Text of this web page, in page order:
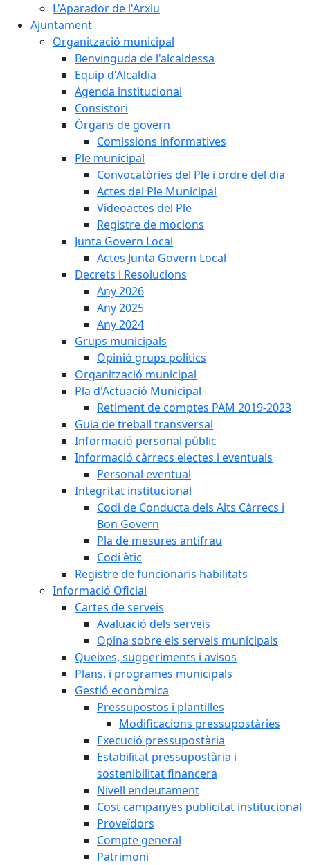
L'Aparador de l'Arxiu
Ajuntament
Organització municipal
Benvinguda de l'alcaldessa
Equip d'Alcaldia
Agenda institucional
Consistori
Òrgans de govern
Comissions informatives
Ple municipal
Convocatòries del Ple i ordre del dia
Actes del Ple Municipal
Vídeoactes del Ple
Registre de mocions
Junta Govern Local
Actes Junta Govern Local
Decrets i Resolucions
Any 2026
Any 2025
Any 2024
Grups municipals
Opinió grups polítics
Organització municipal
Pla d'Actuació Municipal
Retiment de comptes PAM 2019-2023
Guia de treball transversal
Informació personal públic
Informació càrrecs electes i eventuals
Personal eventual
Integritat institucional
Codi de Conducta dels Alts Càrrecs i
Bon Govern
Pla de mesures antifrau
Codi ètic
Registre de funcionaris habilitats
Informació Oficial
Cartes de serveis
Avaluació dels serveis
Opina sobre els serveis municipals
Queixes, suggeriments i avisos
Plans, i programes municipals
Gestió econòmica
Pressupostos i plantilles
Modificacions pressupostàries
Execució pressupostària
Estabilitat pressupostària i
sostenibilitat financera
Nivell endeutament
Cost campanyes publicitat institucional
Proveïdors
Compte general
Patrimoni